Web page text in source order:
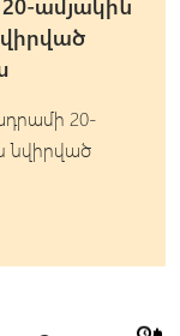
20-
նվիրված